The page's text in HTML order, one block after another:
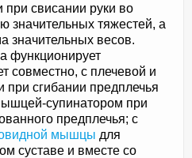
при свисании руки во
значительных тяжестей, а
значительных весов.
функционирует
совместно, с плечевой и
сгибании предплечья
супинатором при
предплечья; с
мышцы для
суставе и вместе со